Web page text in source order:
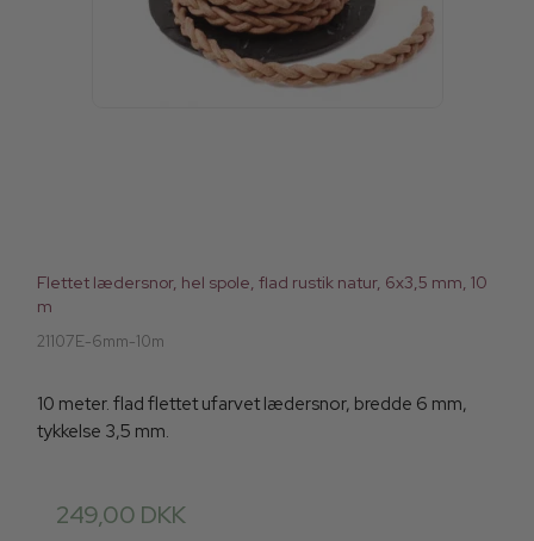
Flettet lædersnor, hel spole, flad rustik natur, 6x3,5 mm, 10
m
21107E-6mm-10m
10 meter. flad flettet ufarvet lædersnor, bredde 6 mm,
tykkelse 3,5 mm.
249,00 DKK